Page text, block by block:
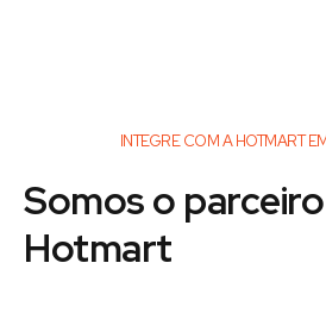
INTEGRE COM A HOTMART
Somos o
Hotmart